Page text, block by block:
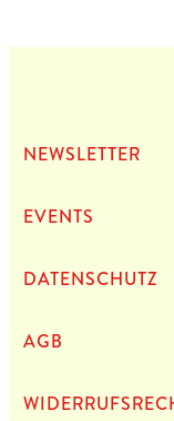
NEWS­LET­TER
EVENTS
DATEN­SCHUTZ
AGB